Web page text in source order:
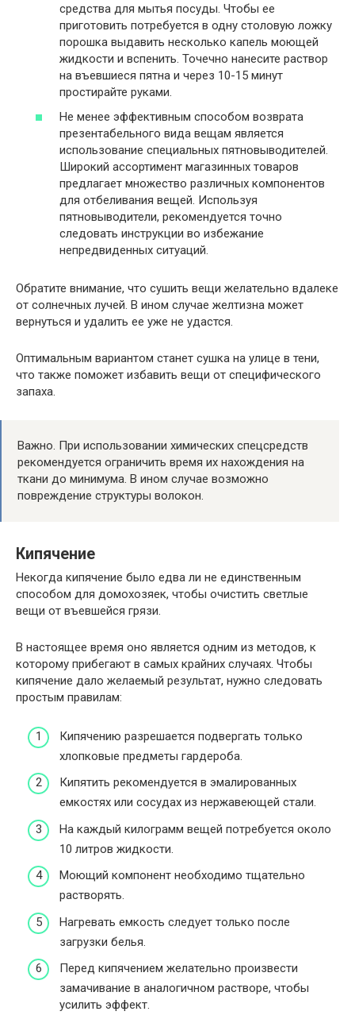
средства для мытья посуды. Чтобы ее
приготовить потребуется в одну столовую ложку
порошка выдавить несколько капель моющей
жидкости и вспенить. Точечно нанесите раствор
на въевшиеся пятна и через 10-15 минут
простирайте руками.
Не менее эффективным способом возврата
презентабельного вида вещам является
использование специальных пятновыводителей.
Широкий ассортимент магазинных товаров
предлагает множество различных компонентов
для отбеливания вещей. Используя
пятновыводители, рекомендуется точно
следовать инструкции во избежание
непредвиденных ситуаций.
Обратите внимание, что сушить вещи желательно вдалеке
от солнечных лучей. В ином случае желтизна может
вернуться и удалить ее уже не удастся.
Оптимальным вариантом станет сушка на улице в тени,
что также поможет избавить вещи от специфического
запаха.
Важно. При использовании химических спецсредств
рекомендуется ограничить время их нахождения на
ткани до минимума. В ином случае возможно
повреждение структуры волокон.
Кипячение
Некогда кипячение было едва ли не единственным
способом для домохозяек, чтобы очистить светлые
вещи от въевшейся грязи.
В настоящее время оно является одним из методов, к
которому прибегают в самых крайних случаях. Чтобы
кипячение дало желаемый результат, нужно следовать
простым правилам:
Кипячению разрешается подвергать только
хлопковые предметы гардероба.
Кипятить рекомендуется в эмалированных
емкостях или сосудах из нержавеющей стали.
На каждый килограмм вещей потребуется около
10 литров жидкости.
Моющий компонент необходимо тщательно
растворять.
Нагревать емкость следует только после
загрузки белья.
Перед кипячением желательно произвести
замачивание в аналогичном растворе, чтобы
усилить эффект.